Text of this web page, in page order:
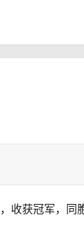
收获冠军，同